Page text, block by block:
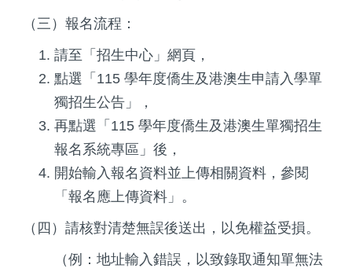
（三）報名流程：
請至「招生中心」網頁，
點選「115 學年度僑生及港澳生申請入學單
獨招生公告」，
再點選「115 學年度僑生及港澳生單獨招生
報名系統專區」後，
開始輸入報名資料並上傳相關資料，參閱
「報名應上傳資料」。
（四）請核對清楚無誤後送出，以免權益受損。
（例：地址輸入錯誤，以致錄取通知單無法